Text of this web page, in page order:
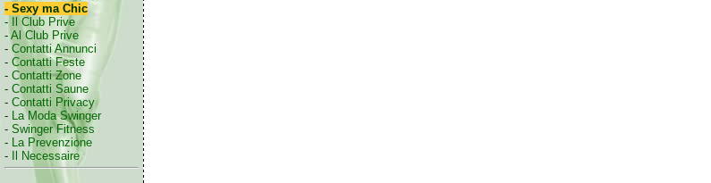
- Sexy ma Chic
-
Il Club Prive
- Al Club Prive
- Contatti Annunci
- Contatti Feste
- Contatti Zone
- Contatti Saune
- Contatti Privacy
- La Moda Swinger
- Swinger Fitness
- La Prevenzione
-
Il Necessaire